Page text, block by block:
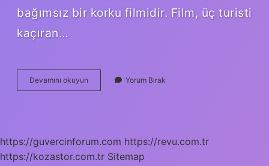
bağımsız bir korku filmidir. Film, üç turisti
kaçıran…
Devamını okuyun Kırkayak
Deneyi
Yorum Bırak
https://guvercinforum.com https://revu.com.tr
https://kozastor.com.tr Sitemap